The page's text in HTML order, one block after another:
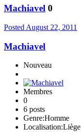
Machiavel 0
Posted August 22, 2011
Machiavel
Nouveau
Membres
0
6 posts
Genre:Homme
Localisation:Liège